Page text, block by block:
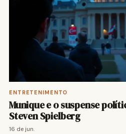
ENTRETENIMENTO
Munique e o suspense
Steven Spielberg
16 de jun.